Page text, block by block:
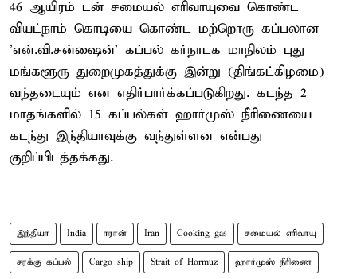
46 ஆயிரம் டன் சமையல் எரிவாயுவை கொண்ட
வியட்நாம் கொடியை கொண்ட மற்றொரு கப்பலான
'என்.வி.சன்ஷைன்' கப்பல் கர்நாடக மாநிலம் புது
மங்களூரு துறைமுகத்துக்கு இன்று (திங்கட்கிழமை)
வந்தடையும் என எதிர்பார்க்கப்படுகிறது. கடந்த 2
மாதங்களில் 15 கப்பல்கள் ஹார்முஸ் நீரிணையை
கடந்து இந்தியாவுக்கு வந்துள்ளன என்பது
குறிப்பிடத்தக்கது.
இந்தியா India ஈரான் Iran Cooking gas சமையல் எரிவாயு
சரக்கு கப்பல் Cargo ship Strait of Hormuz ஹார்முஸ் நீரிணை